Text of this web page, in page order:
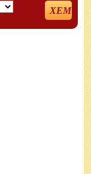
XEM